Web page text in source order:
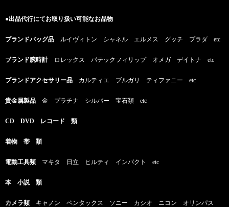
●出品代行にてお取り扱い可能なお品物
ブランドバッグ品 ルイヴィトン シャネル エルメス グッチ プラダ etc
ブランド腕時計ロレックス パテックフィリップ オメガ デイトナ etc
ブランドアクセサリー品 カルティエ ブルガリ ティファニー etc
貴金属製品 金 プラチナ シルバー 宝石類 etc
CD DVD レコード 類
着物 帯 類
電動工具類 マキタ 日立 ヒルティ インパクト etc
本 小説 類
カメラ類 キャノン ペンタックス ソニー カシオ ニコン オリンパス